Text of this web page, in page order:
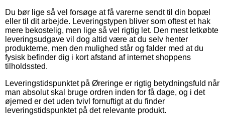
Du bør lige så vel forsøge at få varerne sendt til din bopæl
eller til dit arbejde. Leveringstypen bliver som oftest et hak
mere bekostelig, men lige så vel rigtig let. Den mest letkøbte
leveringsudgave vil dog altid være at du selv henter
produkterne, men den mulighed står og falder med at du
fysisk befinder dig i kort afstand af internet shoppens
tilholdssted.
Leveringstidspunktet på Øreringe er rigtig betydningsfuld når
man absolut skal bruge ordren inden for få dage, og i det
øjemed er det uden tvivl fornuftigt at du finder
leveringstidspunktet på det relevante produkt.